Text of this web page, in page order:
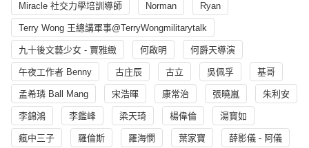
Miracle 社交力學培訓導師 Norman Ryan
Terry Wong 王總講軍事@TerryWongmilitarytalk
九十後文藝少女 - 賈雅緻 何啟明 何爵天導演
午夜工作者 Benny 古庄辰 古立 吳佩孚 基哥
孟希璘 Ball Mang 宋浩暉 康常治 張曉嵐 朱利安
李錦鴻 李鑑峰 梁天琦 楊偉倫 湯寳如
瘋中三子 羅倫斯 羅海憫 葉家寶 薛影儀 - 阿儀